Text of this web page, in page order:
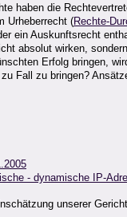
haben die
Urheberrecht (Rechte-
ein Auskunftsrecht
absolut wirken,
Erfolg bringen,
Fall zu bringen?
- dynamische IP-
unserer